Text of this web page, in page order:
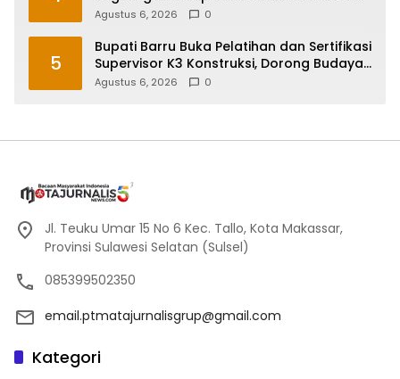
Sulsel
Agustus 6, 2026 0
5
Bupati Barru Buka Pelatihan dan Sertifikasi
Supervisor K3 Konstruksi, Dorong Budaya
Zero Accident
Agustus 6, 2026 0
Jl. Teuku Umar 15 No 6 Kec. Tallo, Kota Makassar,
Provinsi Sulawesi Selatan (Sulsel)
085399502350
email.ptmatajurnalisgrup@gmail.com
Kategori